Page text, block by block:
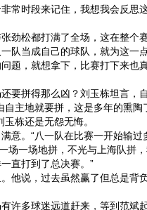
常时段来记住，我想我会反思
劲松都打满了全场，这在整个
队当成自己的球队，就为这一
题，就想拿下，比赛打下来也
要拼得那么凶？刘玉栋坦言，
主地就要拼，这是多年的熏陶
栋还是无怨无悔。
。“八一队在比赛一开始输过
场一场地拼，不光与上海队拼
直打到了总决赛。”
他说，过去虽然赢了但总是背
许多球迷远道赶来，等到范斌